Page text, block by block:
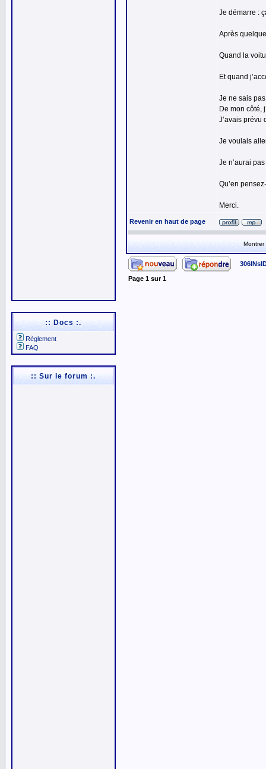
:: Docs :.
Règlement
FAQ
:: Sur le forum :.
Je démarre :
Après
Quand la
Et quand
Je ne sais
De mon côté,
J’avais prévu
Je voulais
Je n’aurai
Qu’en
Merci.
Revenir en haut de page
Page 1 sur1